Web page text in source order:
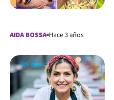
AIDA BOSSA Hace 3 años